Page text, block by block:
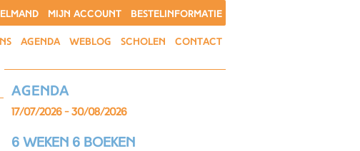
MIJN ACCOUNT BESTELINFORMATIE
AGENDA WEBLOG SCHOLEN CONTACT
Agenda
17/07/2026 - 30/08/2026
6 weken 6 boeken